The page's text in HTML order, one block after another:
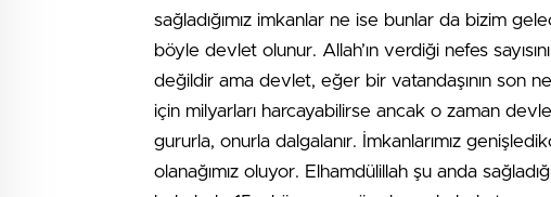
sağladığımız imkanlar ne ise bunlar da bizim
böyle devlet olunur. Allah’ın verdiği nefes
değildir ama devlet, eğer bir vatandaşının son
için milyarları harcayabilirse ancak o zaman
gururla, onurla dalgalanır. İmkanlarımız
olanağımız oluyor. Elhamdülillah şu anda